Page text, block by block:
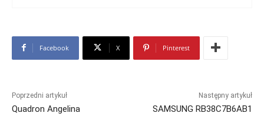
Facebook X Pinterest
Poprzedni artykuł
Quadron Angelina
Następny artykuł
SAMSUNG RB38C7B6AB1